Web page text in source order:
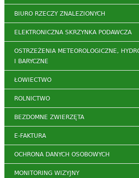
BIURO RZECZY ZNALEZIONYCH
ELEKTRONICZNA SKRZYNKA PODAWCZA
OSTRZEŻENIA METEOROLOGICZNE,
I BARYCZNE
ŁOWIECTWO
ROLNICTWO
BEZDOMNE ZWIERZĘTA
E-FAKTURA
OCHRONA DANYCH OSOBOWYCH
MONITORING WIZYJNY